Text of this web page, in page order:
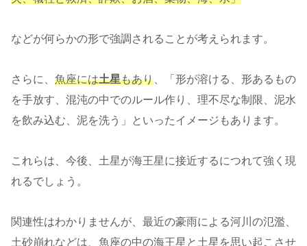
などが何らかの形で強調されることが考えられます。
さらに、 魚座には土星もあり 、「形が溶ける、形あるもの
を手放す、混沌の中でのルール作り、理不尽な制限、泥水
を飲み込む、泥を洗う」といったイメージもあります。
これらは、今後、土星が海王星に接近するにつれて強く現
れるでしょう。
関連性はわかりませんが、最近の豪雨による河川の氾濫、
土砂崩れなどは、魚座の中の海王星と土星を思い起こさせ